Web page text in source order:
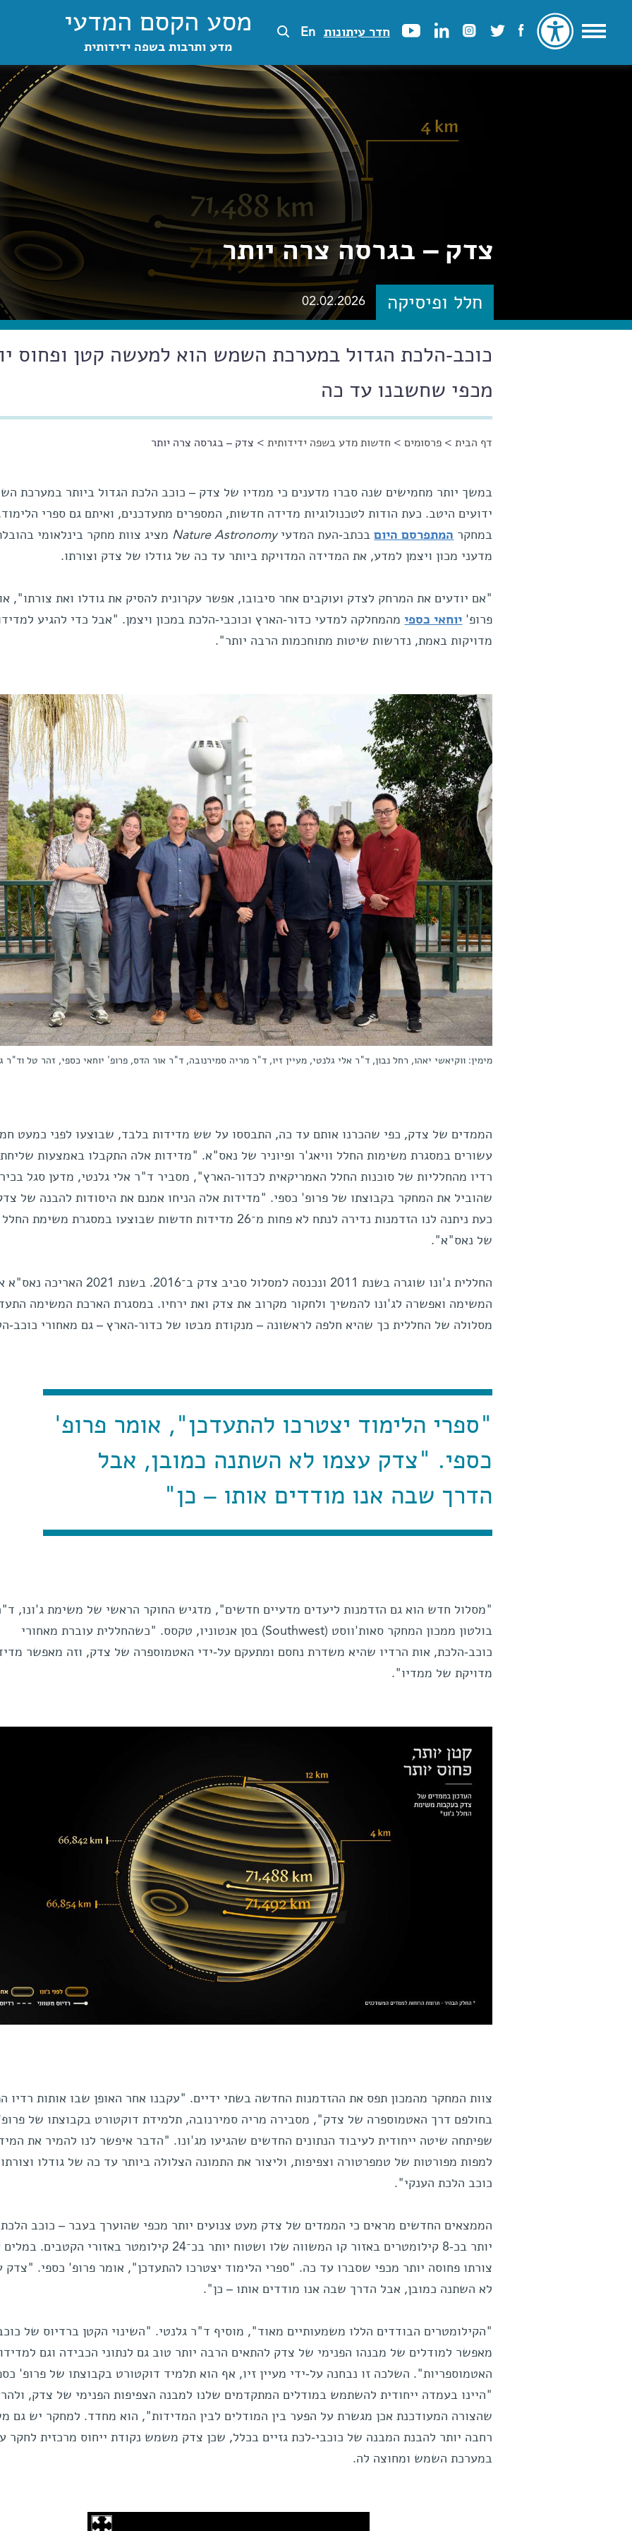
חדר עיתונות En מסע הקסם המדעי
מדע ותרבות בשפה ידידותית
צדק – בגרסה צרה יותר
חלל ופיסיקה 02.02.2026
כוכב-הלכת הגדול במערכת השמש הוא למעשה קטן ופחוס
מכפי שחשבנו עד כה
הינך נמצא כאן
דף הבית >פרסומים > חדשות מדע בשפה ידידותית > צדק – בגרסה צרה יותר
במשך יותר מחמישים שנה סברו מדענים כי ממדיו של צדק – כוכב הלכת הגדול ביותר במערכת
ידועים היטב. כעת הודות לטכנולוגיות מדידה חדשות, המספרים מתעדכנים, ואיתם גם ספרי
במחקר המתפרסם היוםבכתב-העת המדעיNature Astronomy מציג צוות מחקר בינלאומי
מדעני מכון ויצמן למדע, את המדידה המדויקת ביותר עד כה של גודלו של צדק וצורתו.
"אם יודעים את המרחק לצדק ועוקבים אחר סיבובו, אפשר עקרונית להסיק את גודלו ואת צורתו",
פרופ' יוחאי כספימהמחלקה למדעי כדור-הארץ וכוכבי-הלכת במכון ויצמן. "אבל כדי להגיע
מדויקות באמת, נדרשות שיטות מתוחכמות הרבה יותר".
מימין: ווקיאשי יאהו, רחל נבון, ד"ר אלי גלנטי, מעיין זיו, ד"ר מריה סמירנובה, ד"ר אור הדס, פרופ' יוחאי כספי, זהר טל וד"ר
הממדים של צדק, כפי שהכרנו אותם עד כה, התבססו על שש מדידות בלבד, שבוצעו לפני כמעט
עשורים במסגרת משימות החלל וויאג'ר ופיוניר של נאס"א. "מדידות אלה התקבלו באמצעות
רדיו מהחלליות של סוכנות החלל האמריקאית לכדור-הארץ", מסביר ד"ר אלי גלנטי, מדען סגל בכיר
שהוביל את המחקר בקבוצתו של פרופ' כספי. "מדידות אלה הניחו אמנם את היסודות להבנה של
כעת ניתנה לנו הזדמנות נדירה לנתח לא פחות מ־26 מדידות חדשות שבוצעו במסגרת משימת
של נאס"א".
החללית ג'ונו שוגרה בשנת 2011 ונכנסה למסלול סביב צדק ב־2016. בשנת 2021
המשימה ואפשרה לג'ונו להמשיך ולחקור מקרוב את צדק ואת ירחיו. במסגרת הארכת המשימה
מסלולה של החללית כך שהיא חלפה לראשונה – מנקודת מבטו של כדור-הארץ – גם מאחורי כוכב-
"ספרי הלימוד יצטרכו להתעדכן", אומר פרופ'
כספי. "צדק עצמו לא השתנה כמובן, אבל
הדרך שבה אנו מודדים אותו – כן"
"מסלול חדש הוא גם הזדמנות ליעדים מדעיים חדשים", מדגיש החוקר הראשי של משימת ג'ונו,
בולטון ממכון המחקר סאות'ווסט (Southwest) בסן אנטוניו, טקסס. "כשהחללית עוברת מאחורי
כוכב-הלכת, אות הרדיו שהיא משדרת נחסם ומתעקם על-ידי האטמוספרה של צדק, וזה מאפשר
מדויקת של ממדיו".
צוות המחקר מהמכון תפס את ההזדמנות החדשה בשתי ידיים. "עקבנו אחר האופן שבו אותות רדיו
בחולפם דרך האטמוספרה של צדק", מסבירה מריה סמירנובה, תלמידת דוקטורט בקבוצתו של
שפיתחה שיטה ייחודית לעיבוד הנתונים החדשים שהגיעו מג'ונו. "הדבר איפשר לנו להמיר את
למפות מפורטות של טמפרטורה וצפיפות, וליצור את התמונה הצלולה ביותר עד כה של גודלו
כוכב הלכת הענקי".
הממצאים החדשים מראים כי הממדים של צדק מעט צנועים יותר מכפי שהוערך בעבר – כוכב
יותר בכ-8 קילומטרים באזור קו המשווה שלו ושטוח יותר בכ־24 קילומטר באזורי
צורתו פחוסה יותר מכפי שסברו עד כה. "ספרי הלימוד יצטרכו להתעדכן", אומר פרופ' כספי. "צדק
לא השתנה כמובן, אבל הדרך שבה אנו מודדים אותו – כן".
"הקילומטרים הבודדים הללו משמעותיים מאוד", מוסיף ד"ר גלנטי. "השינוי הקטן ברדיוס של
מאפשר למודלים של מבנהו הפנימי של צדק להתאים הרבה יותר טוב גם לנתוני הכבידה וגם
האטמוספריות". השלכה זו נבחנה על-ידי מעיין זיו, אף הוא תלמיד דוקטורט בקבוצתו של פרופ'
"היינו בעמדה ייחודית להשתמש במודלים המתקדמים שלנו למבנה הצפיפות הפנימי של צדק,
שהצורה המעודכנת אכן מגשרת על הפער בין המודלים לבין המדידות", הוא מחדד. למחקר יש גם
רחבה יותר להבנת המבנה של כוכבי-לכת גזיים בכלל, שכן צדק משמש נקודת ייחוס מרכזית לחקר
במערכת השמש ומחוצה לה.